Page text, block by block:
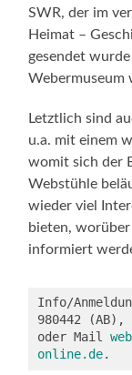
SWR, der im
Heimat –
gesendet
Webermuseum
Letztlich sind
u.a. mit einem
womit sich der
Webstühle
wieder viel
bieten,
informiert
Info/
980442 (AB),
oder Mail
online.de.